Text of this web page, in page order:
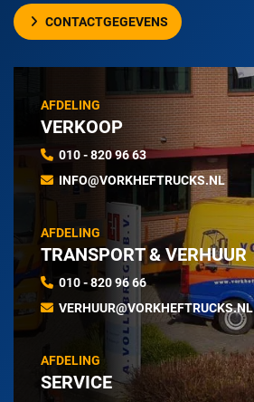
CONTACTGEGEVENS
AFDELING
VERKOOP
010 - 820 96 63
INFO@VORKHEFTRUCKS.NL
AFDELING
TRANSPORT & VERHUUR
010 - 820 96 66
VERHUUR@VORKHEFTRUCKS.NL
AFDELING
SERVICE